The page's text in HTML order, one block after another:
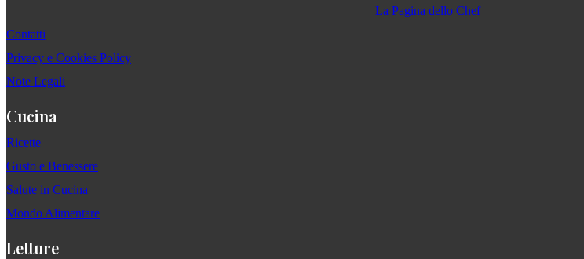
La Pagina dello Chef
Contatti
Privacy e Cookies Policy
Note Legali
Cucina
Ricette
Gusto e Benessere
Salute in Cucina
Mondo Alimentare
Letture